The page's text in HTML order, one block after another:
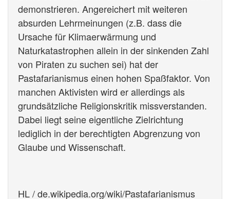
demonstrieren. Angereichert mit weiteren
absurden Lehrmeinungen (z.B. dass die
Ursache für Klimaerwärmung und
Naturkatastrophen allein in der sinkenden Zahl
von Piraten zu suchen sei) hat der
Pastafarianismus einen hohen Spaßfaktor. Von
manchen Aktivisten wird er allerdings als
grundsätzliche Religionskritik missverstanden.
Dabei liegt seine eigentliche Zielrichtung
lediglich in der berechtigten Abgrenzung von
Glaube und Wissenschaft.
HL / de.wikipedia.org/wiki/Pastafarianismus